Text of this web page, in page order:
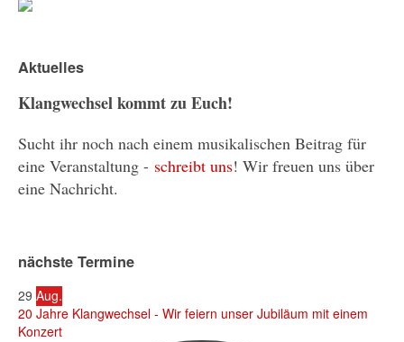
Aktuelles
Klangwechsel kommt zu Euch!
Sucht ihr noch nach einem musikalischen Beitrag für
eine Veranstaltung - schreibt uns! Wir freuen uns über
eine Nachricht.
nächste Termine
29 Aug.
20 Jahre Klangwechsel - Wir feiern unser Jubiläum mit einem
Konzert